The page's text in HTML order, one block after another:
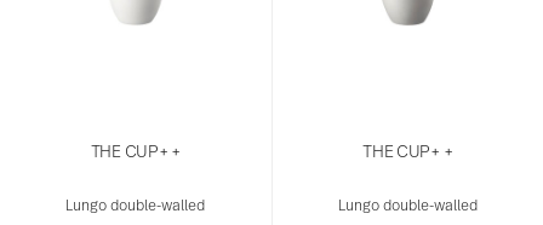
THE CUP+ +
Lungo double-walled
THE CUP+ +
Lungo double-walled